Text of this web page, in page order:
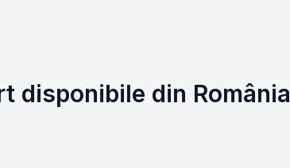
disponibile din România